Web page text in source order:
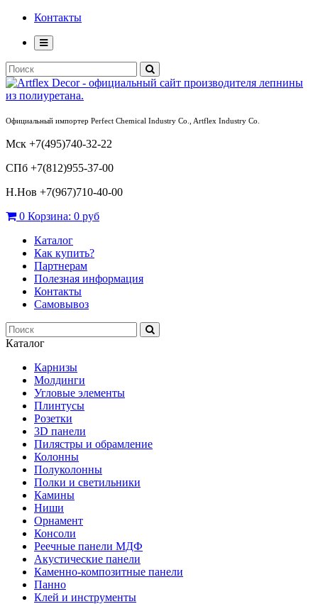
Контакты
Официальный импортер Perfect Chemical Industry Co., Artflex Industry Co.
Мск +7(495)740-32-22
СПб +7(812)955-37-00
Н.Нов +7(967)710-40-00
0 Корзина: 0 руб
Каталог
Как купить?
Партнерам
Полезная информация
Контакты
Самовывоз
Каталог
Карнизы
Молдинги
Угловые элементы
Плинтусы
Розетки
3D панели
Пилястры и обрамление
Колонны
Полуколонны
Полки и светильники
Камины
Ниши
Орнамент
Консоли
Реечные панели МДФ
Акустические панели
Каменно-композитные панели
Панно
Клей и инструменты